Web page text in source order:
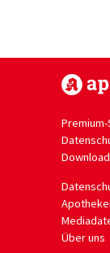
Download
Über uns